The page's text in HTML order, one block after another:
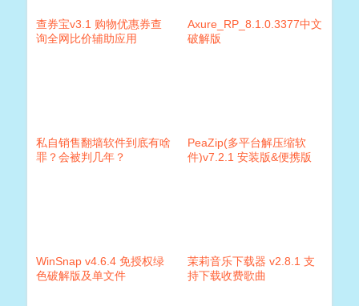
查券宝v3.1 购物优惠券查
询全网比价辅助应用
Axure_RP_8.1.0.3377中文
破解版
私自销售翻墙软件到底有啥
罪？会被判几年？
PeaZip(多平台解压缩软
件)v7.2.1 安装版&便携版
WinSnap v4.6.4 免授权绿
色破解版及单文件
茉莉音乐下载器 v2.8.1 支
持下载收费歌曲